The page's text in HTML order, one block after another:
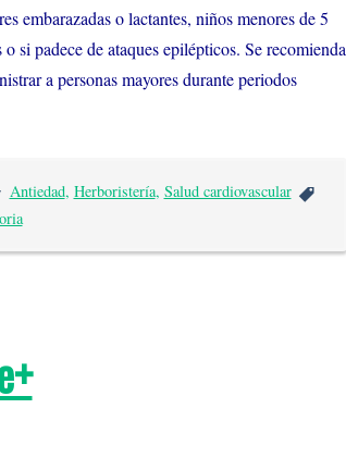
embarazadas o lactantes, niños menores de 5
si padece de ataques epilépticos. Se recomienda
a personas mayores durante periodos
Antiedad, Herboristería, Salud cardiovascular